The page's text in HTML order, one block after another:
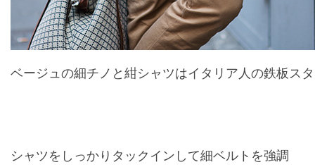
ベージュの細チノと紺シャツはイタリア人の鉄板ス
シャツをしっかりタックインして細ベルトを強調